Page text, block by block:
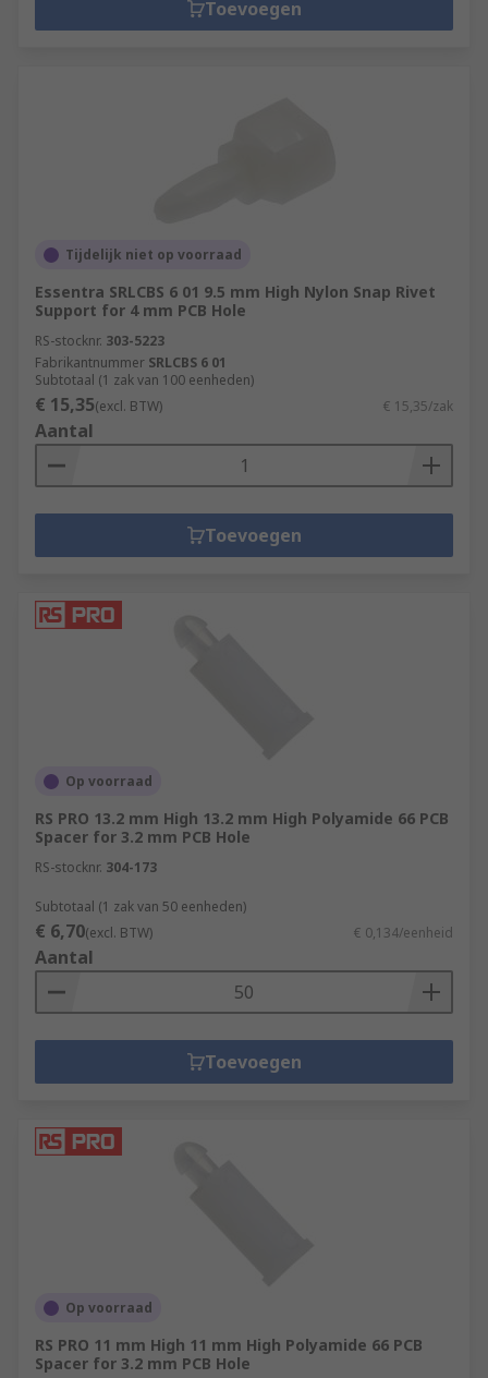
Toevoegen
Tijdelijk niet op voorraad
Essentra SRLCBS 6 01 9.5 mm High Nylon Snap Rivet
Support for 4 mm PCB Hole
RS-stocknr. 303-5223
Fabrikantnummer SRLCBS 6 01
Subtotaal (1 zak van 100 eenheden)
€ 15,35(excl. BTW) € 15,35/zak
Aantal
Toevoegen
Op voorraad
RS PRO 13.2 mm High 13.2 mm High Polyamide 66 PCB
Spacer for 3.2 mm PCB Hole
RS-stocknr. 304-173
Subtotaal (1 zak van 50 eenheden)
€ 6,70(excl. BTW) € 0,134/eenheid
Aantal
Toevoegen
Op voorraad
RS PRO 11 mm High 11 mm High Polyamide 66 PCB
Spacer for 3.2 mm PCB Hole